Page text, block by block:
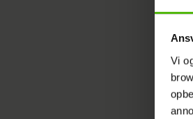
Vi